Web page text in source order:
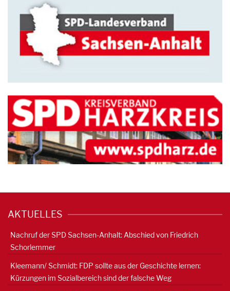
AKTUELLES
Nachruf der SPD Sachsen-Anhalt: Abschied von Friedrich
Schorlemmer
Kleemann/ Schmidt: FDP sollte aus der Geschichte lernen:
Kürzungen im Sozialbereich sind der falsche Weg